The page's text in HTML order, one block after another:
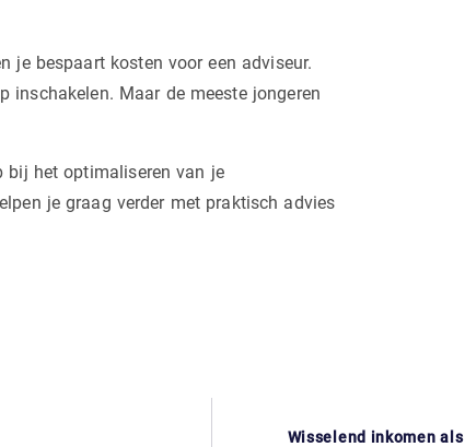
je bespaart kosten voor een adviseur.
Maar de meeste jongeren
bij het optimaliseren van je
je graag verder met praktisch advies
Wisselend inkomen